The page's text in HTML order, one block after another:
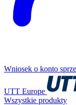
Wniosek o konto
UTT Europe
Wszystkie produkty